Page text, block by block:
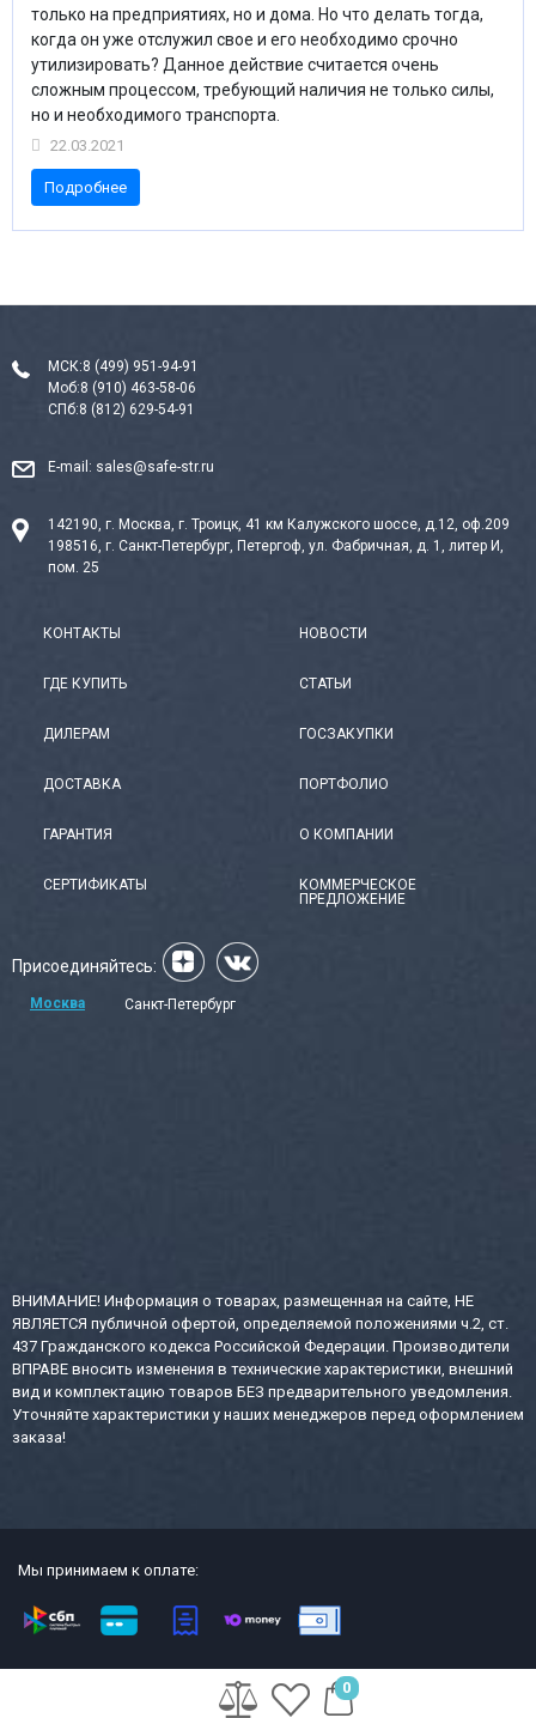
только на предприятиях, но и дома. Но что делать тогда,
когда он уже отслужил свое и его необходимо срочно
утилизировать? Данное действие считается очень
сложным процессом, требующий наличия не только силы,
но и необходимого транспорта.
22.03.2021
Подробнее
0
МСК:8 (499) 951-94-91
Моб:8 (910) 463-58-06
СПб:8 (812) 629-54-91
E-mail: sales@safe-str.ru
142190, г. Москва, г. Троицк, 41 км Калужского шоссе, д.12, оф.209
198516, г. Санкт-Петербург, Петергоф, ул. Фабричная, д. 1, литер И,
пом. 25
КОНТАКТЫ
ГДЕ КУПИТЬ
ДИЛЕРАМ
ДОСТАВКА
ГАРАНТИЯ
СЕРТИФИКАТЫ
НОВОСТИ
СТАТЬИ
ГОСЗАКУПКИ
ПОРТФОЛИО
О КОМПАНИИ
КОММЕРЧЕСКОЕ
ПРЕДЛОЖЕНИЕ
Присоединяйтесь:
Москва Санкт-Петербург
ВНИМАНИЕ! Информация о товарах, размещенная на сайте, НЕ
ЯВЛЯЕТСЯ публичной офертой, определяемой положениями ч.2, ст.
437 Гражданского кодекса Российской Федерации. Производители
ВПРАВЕ вносить изменения в технические характеристики, внешний
вид и комплектацию товаров БЕЗ предварительного уведомления.
Уточняйте характеристики у наших менеджеров перед оформлением
заказа!
Мы принимаем к оплате:
2013-2026 СТР интернет-магазин сейфов и металлической офисной
мебели